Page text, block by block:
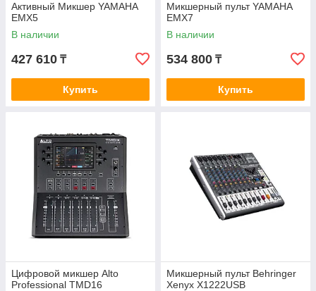
Активный Микшер YAMAHA
EMX5
В наличии
427 610 ₸
Купить
Микшерный пульт YAMAHA
EMX7
В наличии
534 800 ₸
Купить
Цифровой микшер Alto
Professional TMD16
Микшерный пульт Behringer
Xenyx X1222USB